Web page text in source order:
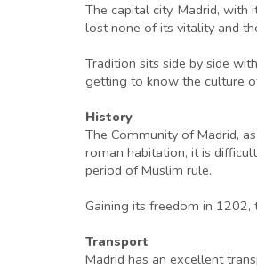
The capital city, Madrid, with
lost none of its vitality and
Tradition sits side by side
getting to know the culture
History
The Community of Madrid,
roman habitation, it is
period of Muslim rule.
Gaining its freedom in 1202,
Transport
Madrid has an excellent